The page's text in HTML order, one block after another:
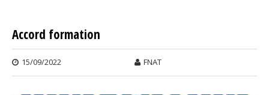
Accord formation
15/09/2022 FNAT